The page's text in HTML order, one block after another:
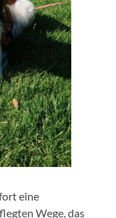
eine
Wege, das